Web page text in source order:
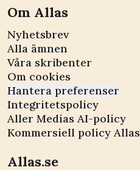
Om Allas
Nyhetsbrev
Alla ämnen
Våra skribenter
Om cookies
Hantera preferenser
Integritetspolicy
Aller Medias AI-policy
Kommersiell policy Allas
Allas.se